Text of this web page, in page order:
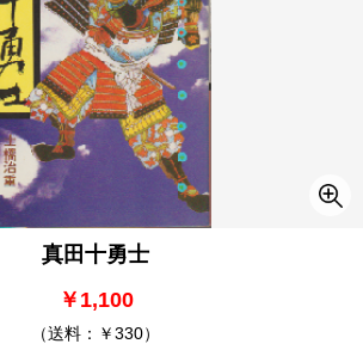
真田十勇士
￥1,100
（送料：￥330）